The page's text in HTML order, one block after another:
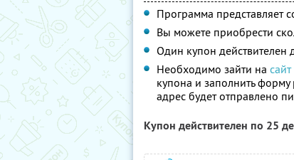
Программа представляет
Вы можете приобрести
Один купон действителен
Необходимо зайти на сайт
купона и заполнить
адрес будет отправлено
Купон действителен по 25